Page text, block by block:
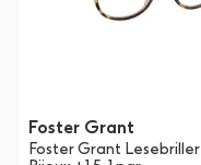
Foster Grant
Foster Grant Lesebriller